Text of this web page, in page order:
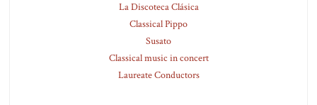
La Discoteca Clásica
Classical Pippo
Susato
Classical music in concert
Laureate Conductors